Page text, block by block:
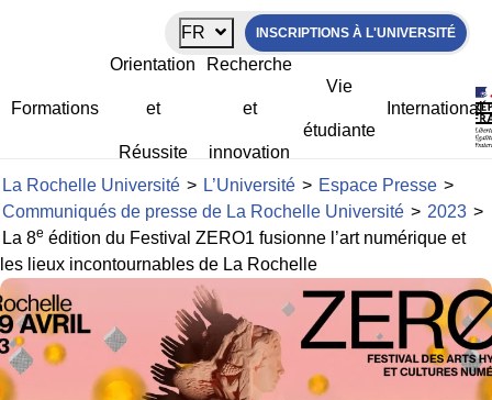
FR INSCRIPTIONS À L'UNIVERSITÉ
Formations
Orientation
et
Réussite
Recherche
et
innovation
Vie
étudiante
International
édition du Festival ZERO1
fusionne l’art numérique et les lieux
incontournables de La Rochelle
La Rochelle Université > L’Université > Espace Presse >
Communiqués de presse de La Rochelle Université > 2023 >
La 8e édition du Festival ZERO1 fusionne l’art numérique et
les lieux incontournables de La Rochelle
Panneau de gestion des cookies